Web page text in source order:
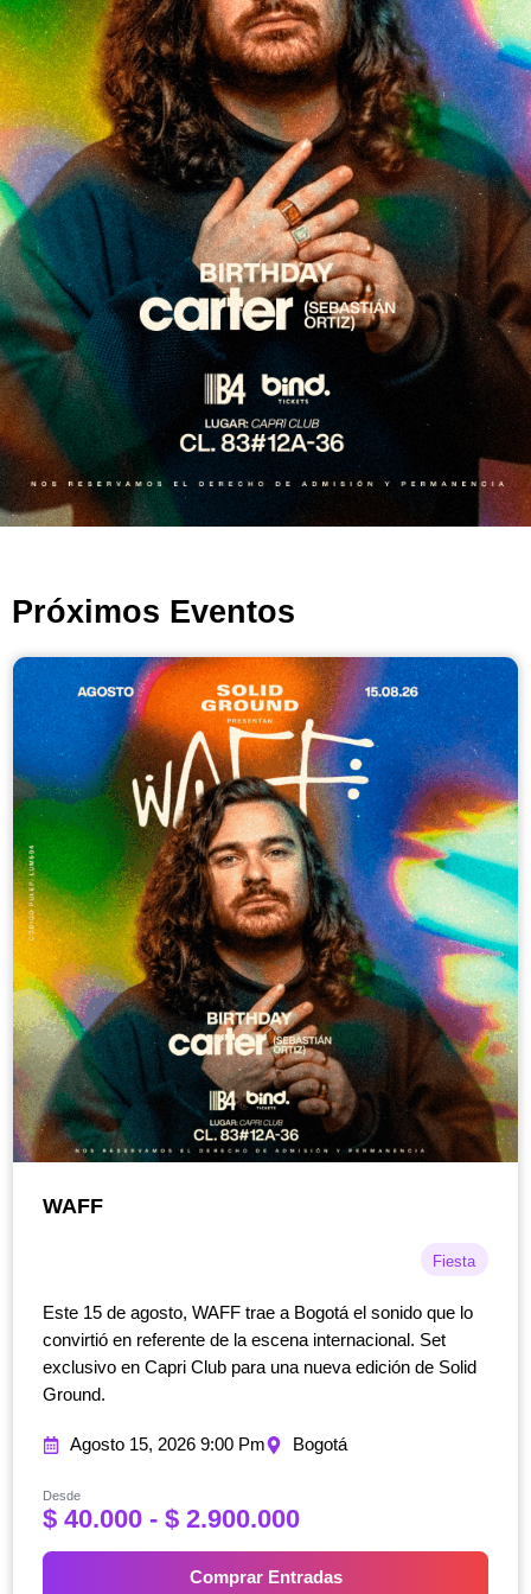
Próximos Eventos
WAFF
Fiesta
Este 15 de agosto, WAFF trae a Bogotá el sonido que lo
convirtió en referente de la escena internacional. Set
exclusivo en Capri Club para una nueva edición de Solid
Ground.
Agosto 15, 2026 9:00 Pm Bogotá
Desde
$40.000 - $2.900.000R
n
Comprar Entradas